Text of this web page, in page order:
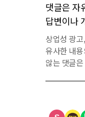
댓글은 자
답변이나
상업성 광
유사한 내
않는 댓글